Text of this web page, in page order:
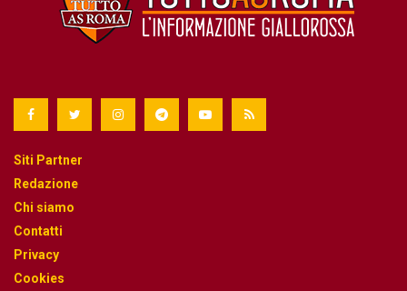
Siti Partner
Redazione
Chi siamo
Contatti
Privacy
Cookies